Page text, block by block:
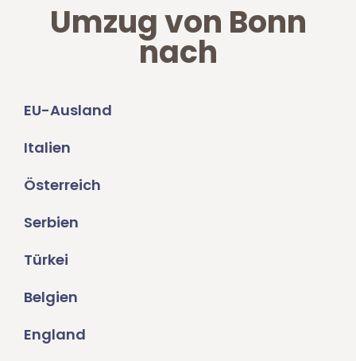
Umzug von Bonn
nach
EU-Ausland
Italien
Österreich
Serbien
Türkei
Belgien
England